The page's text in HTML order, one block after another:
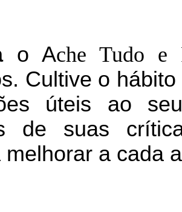
o Ache Tudo e
Cultive o
úteis ao
de suas
melhorar a cada